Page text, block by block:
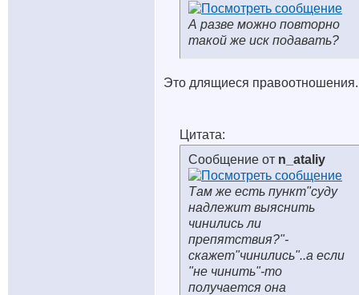
А разве можно повторно
такой же иск подавать?
Это длящиеся правоотношения.
Цитата:
Сообщение от n_ataliy
Там же есть пункт"суду
надлежит выяснить
чинились ли
препятствия?"-
скажет"чинились"..а если
"не чинить"-то
получается она